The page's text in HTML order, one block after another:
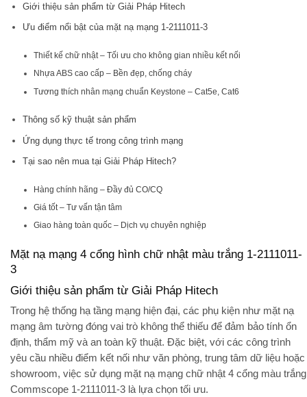
Giới thiệu sản phẩm từ Giải Pháp Hitech
Ưu điểm nổi bật của mặt nạ mạng 1-2111011-3
Thiết kế chữ nhật – Tối ưu cho không gian nhiều kết nối
Nhựa ABS cao cấp – Bền đẹp, chống cháy
Tương thích nhân mạng chuẩn Keystone – Cat5e, Cat6
Thông số kỹ thuật sản phẩm
Ứng dụng thực tế trong công trình mạng
Tại sao nên mua tại Giải Pháp Hitech?
Hàng chính hãng – Đầy đủ CO/CQ
Giá tốt – Tư vấn tận tâm
Giao hàng toàn quốc – Dịch vụ chuyên nghiệp
Mặt nạ mạng 4 cổng hình chữ nhật màu trắng 1-2111011-
3
Giới thiệu sản phẩm từ Giải Pháp Hitech
Trong hệ thống hạ tầng mạng hiện đại, các phụ kiện như mặt nạ
mạng âm tường đóng vai trò không thể thiếu để đảm bảo tính ổn
định, thẩm mỹ vàan toàn kỹ thuật. Đặc biệt, với các công trình
yêu cầu nhiều điểm kết nối như văn phòng, trung tâm dữ liệu hoặc
showroom, việc sử dụng mặt nạ mạng chữ nhật 4 cổng màu trắng
Commscope 1-2111011-3 là lựa chọn tối ưu.